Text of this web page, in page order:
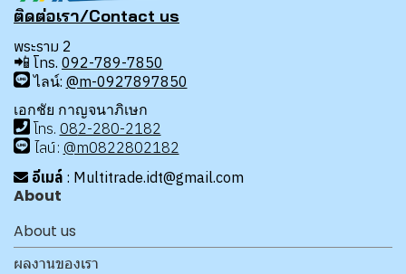
ติดต่อเรา/Contact us
พระราม 2
📲 โทร. 092-789-7850
ไลน์: @m-0927897850
เอกชัย กาญจนาภิเษก
โทร. 082-280-2182
ไลน์: @m0822802182
อีเมล์ : Multitrade.idt@gmail.com
About
About us
ผลงานของเรา